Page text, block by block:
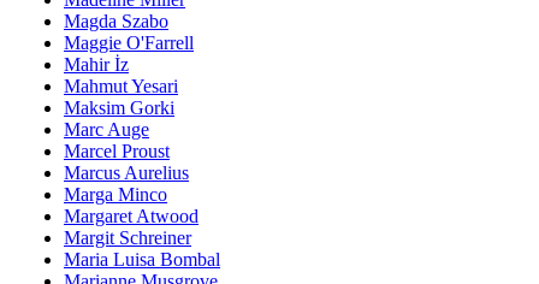
Magda Szabo
Maggie O'Farrell
Mahir İz
Mahmut Yesari
Maksim Gorki
Marc Auge
Marcel Proust
Marcus Aurelius
Marga Minco
Margaret Atwood
Margit Schreiner
Maria Luisa Bombal